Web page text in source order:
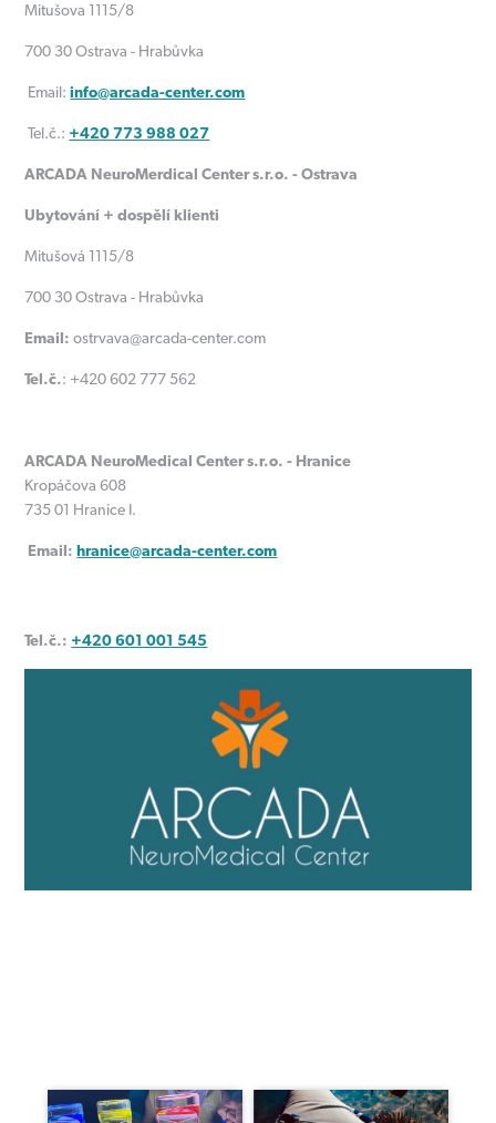
Mitušova 1115/8
700 30 Ostrava - Hrabůvka
Email:info@arcada-center.com
Tel.č.: +420 773 988 027
ARCADA NeuroMerdical Center s.r.o. - Ostrava
Ubytování + dospělí klienti
Mitušová 1115/8
700 30 Ostrava - Hrabůvka
Email: ostrvava@arcada-center.com
Tel.č.: +420 602 777 562
ARCADA NeuroMedical Center s.r.o. - Hranice
Kropáčova 608
735 01 Hranice I.
Email: hranice@arcada-center.com
Tel.č.: +420 601 001 545